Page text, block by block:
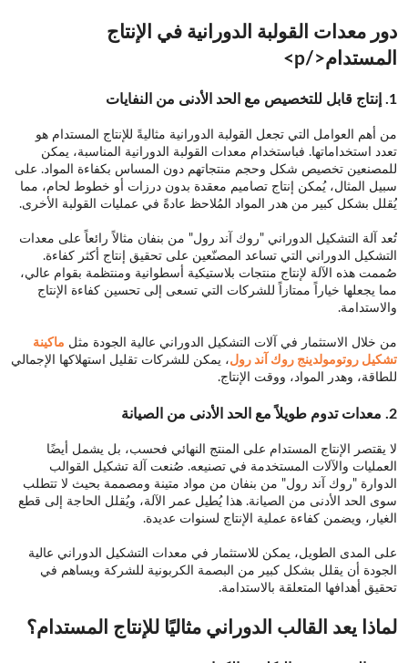
دور معدات القولبة الدورانية في الإنتاج
المستدام</p>
1. إنتاج قابل للتخصيص مع الحد الأدنى من النفايات
من أهم العوامل التي تجعل القولبة الدورانية مثاليةً للإنتاج المستدام هو
تعدد استخداماتها. فباستخدام معدات القولبة الدورانية المناسبة، يمكن
للمصنعين تخصيص شكل وحجم منتجاتهم دون المساس بكفاءة المواد. على
سبيل المثال، يُمكن إنتاج تصاميم معقدة بدون درزات أو خطوط لحام، مما
يُقلل بشكل كبير من هدر المواد المُلاحظ عادةً في عمليات القولبة الأخرى.
تُعد آلة التشكيل الدوراني "روك آند رول" من بنفان مثالاً رائعاً على معدات
التشكيل الدوراني التي تساعد المصنّعين على تحقيق إنتاج أكثر كفاءة.
صُممت هذه الآلة لإنتاج منتجات بلاستيكية أسطوانية ومنتظمة بقوام عالي،
مما يجعلها خياراً ممتازاً للشركات التي تسعى إلى تحسين كفاءة الإنتاج
والاستدامة.
من خلال الاستثمار في آلات التشكيل الدوراني عالية الجودة مثل ماكينة
تشكيل روتومولدينج روك آند رول، يمكن للشركات تقليل استهلاكها الإجمالي
للطاقة، وهدر المواد، ووقت الإنتاج.
2. معدات تدوم طويلاً مع الحد الأدنى من الصيانة
لا يقتصر الإنتاج المستدام على المنتج النهائي فحسب، بل يشمل أيضًا
العمليات والآلات المستخدمة في تصنيعه. صُنعت آلة تشكيل القوالب
الدوارة "روك آند رول" من بنفان من مواد متينة ومصممة بحيث لا تتطلب
سوى الحد الأدنى من الصيانة. هذا يُطيل عمر الآلة، ويُقلل الحاجة إلى قطع
الغيار، ويضمن كفاءة عملية الإنتاج لسنوات عديدة.
على المدى الطويل، يمكن للاستثمار في معدات التشكيل الدوراني عالية
الجودة أن يقلل بشكل كبير من البصمة الكربونية للشركة ويساهم في
تحقيق أهدافها المتعلقة بالاستدامة.
لماذا يعد القالب الدوراني مثاليًا للإنتاج المستدام؟